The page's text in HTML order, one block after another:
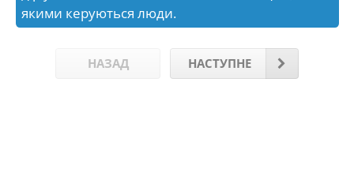
якими керуються люди.
НАЗАД НАСТУПНЕ